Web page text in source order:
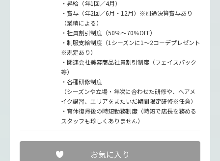
・昇給（年1回／4月）
・賞与（年2回／6月・12月）※別途決算賞与あり
（業績による）
・社員割引制度（50％～70％OFF）
・制服支給制度（1シーズンに1～2コーデプレゼント
※規定あり）
・関連会社美容商品社員割引制度（フェイスパック
等）
・各種研修制度
（シーズンや立場・年次に合わせた研修や、ヘアメ
イク講習、エリアをまたいだ期間限定研修※任意）
・育休復帰後の時短勤務制度（時短で店長を務める
スタッフも珍しくありません）
お気に入り